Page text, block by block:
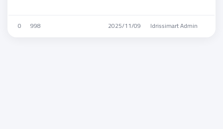
Idrissimart Admin
2025/11/09